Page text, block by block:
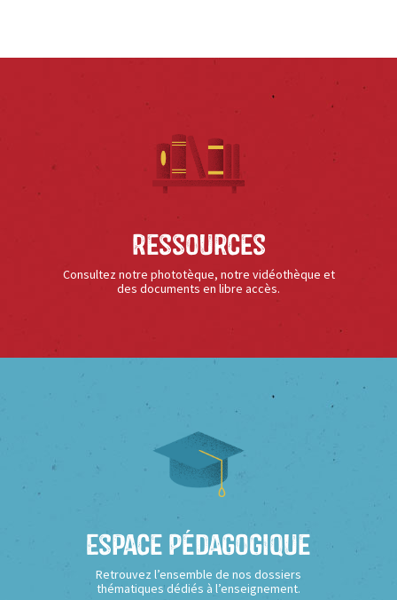
Ressources
Consultez notre phototèque, notre vidéothèque et
des documents en libre accès.
Espace Pédagogique
Retrouvez l’ensemble de nos dossiers
thématiques dédiés à l’enseignement.